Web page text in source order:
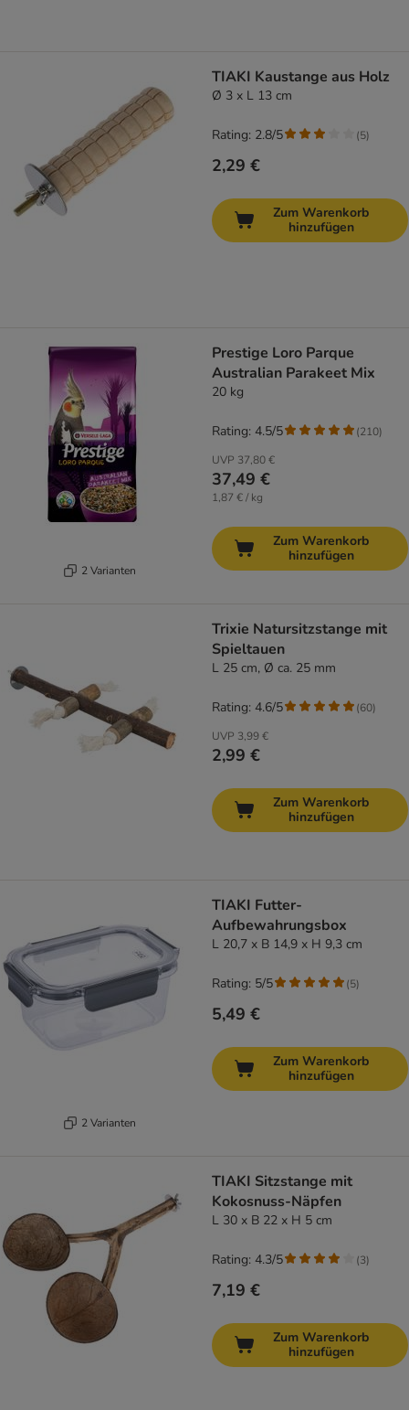
TIAKI Kaustange aus Holz
Ø 3 x L 13 cm
2,29 €
Rating: 2.8/5 (5)
Zum Warenkorb
hinzufügen
2 Varianten
Prestige Loro Parque
Australian Parakeet Mix
20 kg
UVP 37,80 €
37,49 €
1,87 € / kg
Rating: 4.5/5 (210)
Zum Warenkorb
hinzufügen
Trixie Natursitzstange mit
Spieltauen
L 25 cm, Ø ca. 25 mm
UVP 3,99 €
2,99 €
Rating: 4.6/5 (60)
Zum Warenkorb
hinzufügen
2 Varianten
TIAKI Futter-
Aufbewahrungsbox
L 20,7 x B 14,9 x H 9,3 cm
5,49 €
Rating: 5/5 (5)
Zum Warenkorb
hinzufügen
TIAKI Sitzstange mit
Kokosnuss-Näpfen
L 30 x B 22 x H 5 cm
7,19 €
Rating: 4.3/5 (3)
Zum Warenkorb
hinzufügen